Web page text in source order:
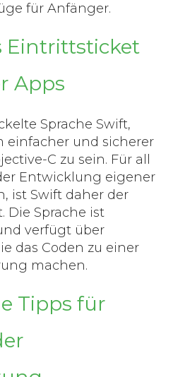
für Anfänger.
Eintrittsticket
Apps
Sprache Swift,
einfacher und sicherer
C zu sein. Für all
Entwicklung eigener
ist Swift daher der
Die Sprache ist
verfügt über
das Coden zu einer
machen.
Tipps für